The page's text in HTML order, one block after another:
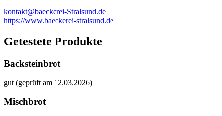
kontakt@baeckerei-Stralsund.de
https://www.baeckerei-stralsund.de
Getestete Produkte
Backsteinbrot
gut (geprüft am 12.03.2026)
Mischbrot